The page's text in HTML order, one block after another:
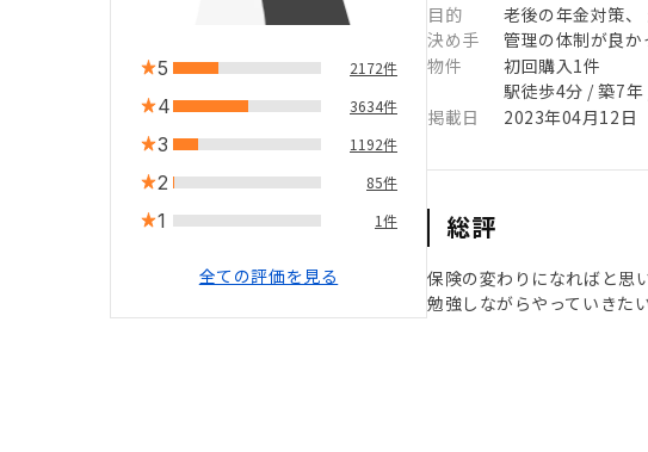
5 2172件
4 3634件
3 1192件
2 85件
1 1件
全ての評価を見る
目的
老後の年金対策、
決め手
管理の体制が良か
物件
初回購入1件
駅徒歩4分 / 築7
掲載日
2023年04月12日
総評
保険の変わりになればと思
勉強しながらやっていきた